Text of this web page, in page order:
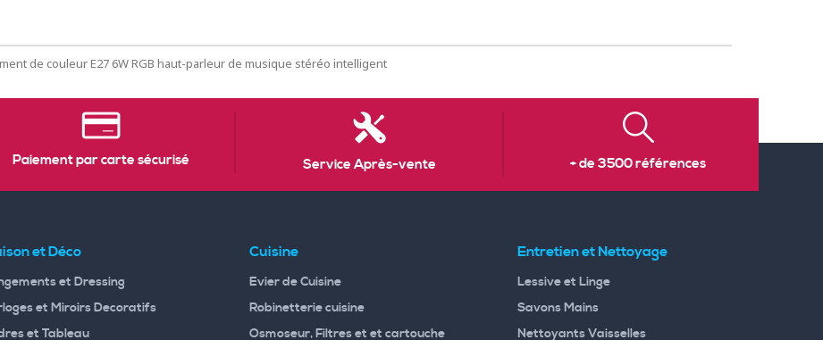
de couleur E27 6W RGB haut-parleur de musique stéréo intelligent
Paiement par carte sécurisé Service Après-vente + de 3500 références
et Déco
et Dressing
et Miroirs Decoratifs
et Tableau
Cuisine
Evier de Cuisine
Robinetterie cuisine
Osmoseur, Filtres et et cartouche
Entretien et Nettoyage
Lessive et Linge
Savons Mains
Nettoyants Vaisselles